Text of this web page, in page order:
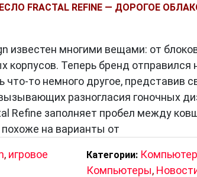
FRACTAL REFINE — ДОРОГОЕ
известен многими вещами: от
корпусов. Теперь бренд отправился
что-то немного другое, представив
разногласия гоночных
Refine заполняет пробел между
на варианты от
, игровое
Категории:
Компьютеры,